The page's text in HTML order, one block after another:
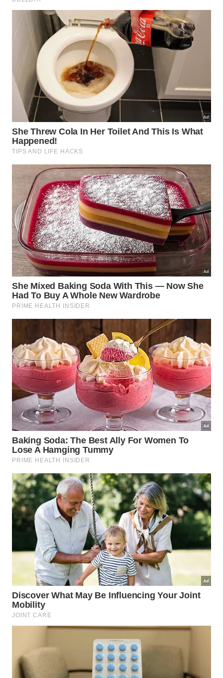
Como a comunidade apoia a
integração das novas famílias?
A acolhida calorosa por parte dos quarenta
residentes antigos facilita a adaptação cultural dos
novos moradores de forma rápida e eficiente. O
convívio no espaço coletivo incentiva a troca de
experiências geracionais ricas, transformando a
rotina pacata do município em uma agradável
experiência de cooperação para quem busca
morar
foracom suporte dacomunidade local.
O município garante acesso a serviços básicos de
estratégicas firmadas com localidades vizinhas
maiores. Essa rede integrada assegura conforto e
facilidade para a rotina diária das crianças e dos
adultos, mantendo o dinamismo social ativo através
de um estruturadobar sociale eficientetransporte
escolar
Kit Essencial do
Repovoamento
Incentivos Governamentais